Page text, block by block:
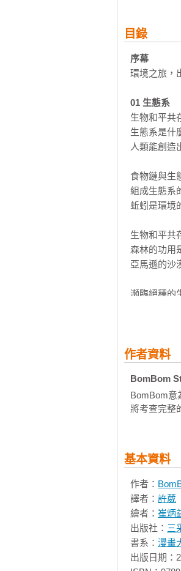
那就是有趣
從來沒有想
滿足孩子閱
當漫畫不僅
當百科不只
這套書
全臺國小、
王建仁／臺
白君婷／彰
江芳君／彰
何嘉欣／宜
呂雅雯／桃
溫美玉／臺
柯曉慧／新
洪振全（洪
夏金英／屏
張輝誠／臺
郭心怡／新
郭宗明／臺
郭美秀／新
陳文珮／宜
陳宇虹／新
陳秀伃／新
陳怡君／臺
陳柏翰／臺
目錄
序幕
環境之旅，
01 生態系
生物和平共
生態系是什
人類能創造
食物鏈與生
組成生態系
蚯蚓是環境
生物和平共
森林的功用
亞馬遜的沙
瀕臨絕種的
02 環境汙染
水汙染程度
汙染水質的
韓國洛東江
救救我們的
全球海洋汙
海洋受汙染
連呼吸都有
因大氣汙染
什麼是新屋
危害健康的
作者資料
BomBom
BomBom意
將考查完整
基本資料
作者：
譯者： 許葳
繪者： 崔炳
出版社： 三
書系： 漫畫
出版日期：